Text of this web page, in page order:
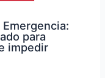
para
impedir